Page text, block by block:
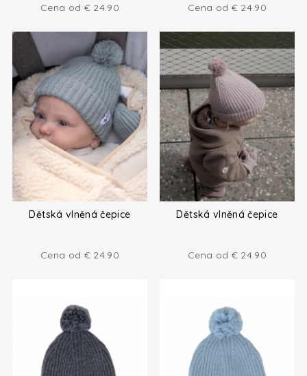
Cena od € 24.90 Cena od € 24.90
Dětská vlněná čepice
Cena od € 24.90
Dětská vlněná čepice
Cena od € 24.90